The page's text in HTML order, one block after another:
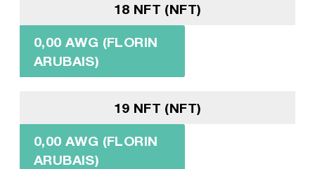
18 NFT (NFT)
0,00 AWG (FLORIN
ARUBAIS)
19 NFT (NFT)
0,00 AWG (FLORIN
ARUBAIS)